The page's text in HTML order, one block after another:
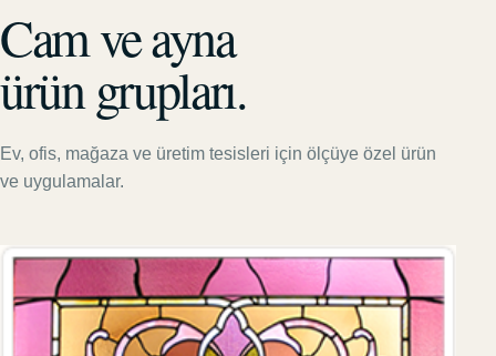
Cam ve ayna
ürün grupları.
Ev, ofis, mağaza ve üretim tesisleri için ölçüye özel ürün
ve uygulamalar.